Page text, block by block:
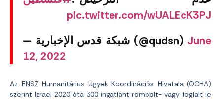
pic.twitter.com/wUALEcK3PJ
— شبكة قدس الإخبارية (@qudsn) June
12, 2022
Az ENSZ Humanitárius Ügyek Koordinációs Hivatala (OCHA)
szerint Izrael 2020 óta 300 ingatlant rombolt- vagy foglalt le